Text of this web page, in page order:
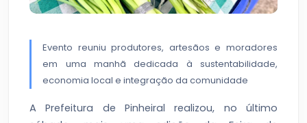
Evento reuniu produtores, artesãos e moradores
em uma manhã dedicada à sustentabilidade,
economia local e integração da comunidade
A Prefeitura de Pinheiral realizou, no último